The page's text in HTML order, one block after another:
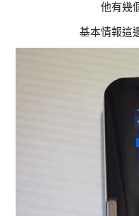
他有幾
基本情報這